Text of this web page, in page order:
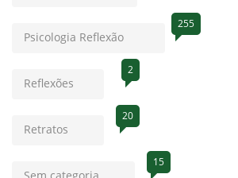
Psicologia Reflexão
255
Reflexões
2
Retratos
20
15